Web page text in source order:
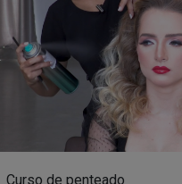
Curso de penteado